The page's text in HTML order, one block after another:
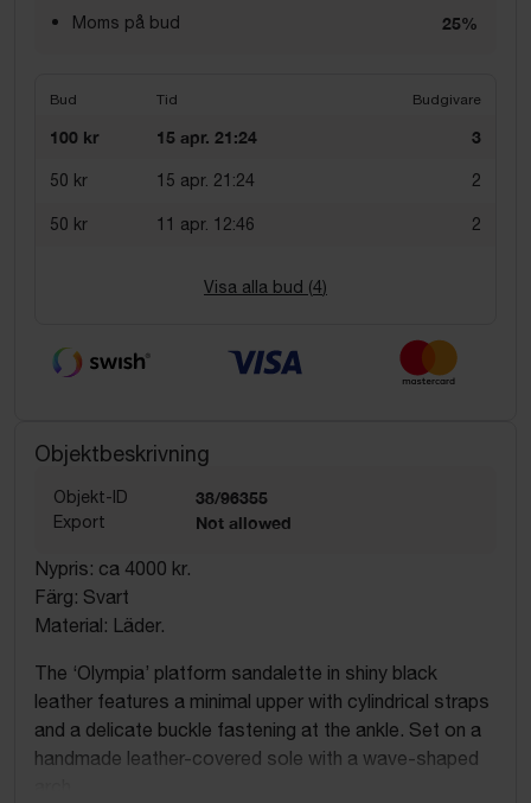
Moms på bud 25%
Bud Tid Budgivare
100 kr 15 apr. 21:24 3
50 kr 15 apr. 21:24 2
50 kr 11 apr. 12:46 2
Visa alla bud (4)
Objektbeskrivning
Objekt-ID 38/96355
Export Not allowed
Nypris: ca 4000 kr.
Färg: Svart
Material: Läder.
The ‘Olympia’ platform sandalette in shiny black
leather features a minimal upper with cylindrical straps
and a delicate buckle fastening at the ankle. Set on a
handmade leather-covered sole with a wave-shaped